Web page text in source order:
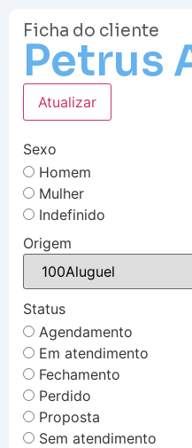
Ficha do cliente
Petrus
Atualizar
Sexo
Homem
Mulher
Indefinido
Origem
Status
Agendamento
Em atendimento
Fechamento
Perdido
Proposta
Sem atendimento